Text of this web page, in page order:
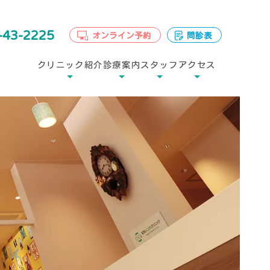
2225 オンライン予約 問診表
クリニック紹介 診療案内 スタッフ アクセス